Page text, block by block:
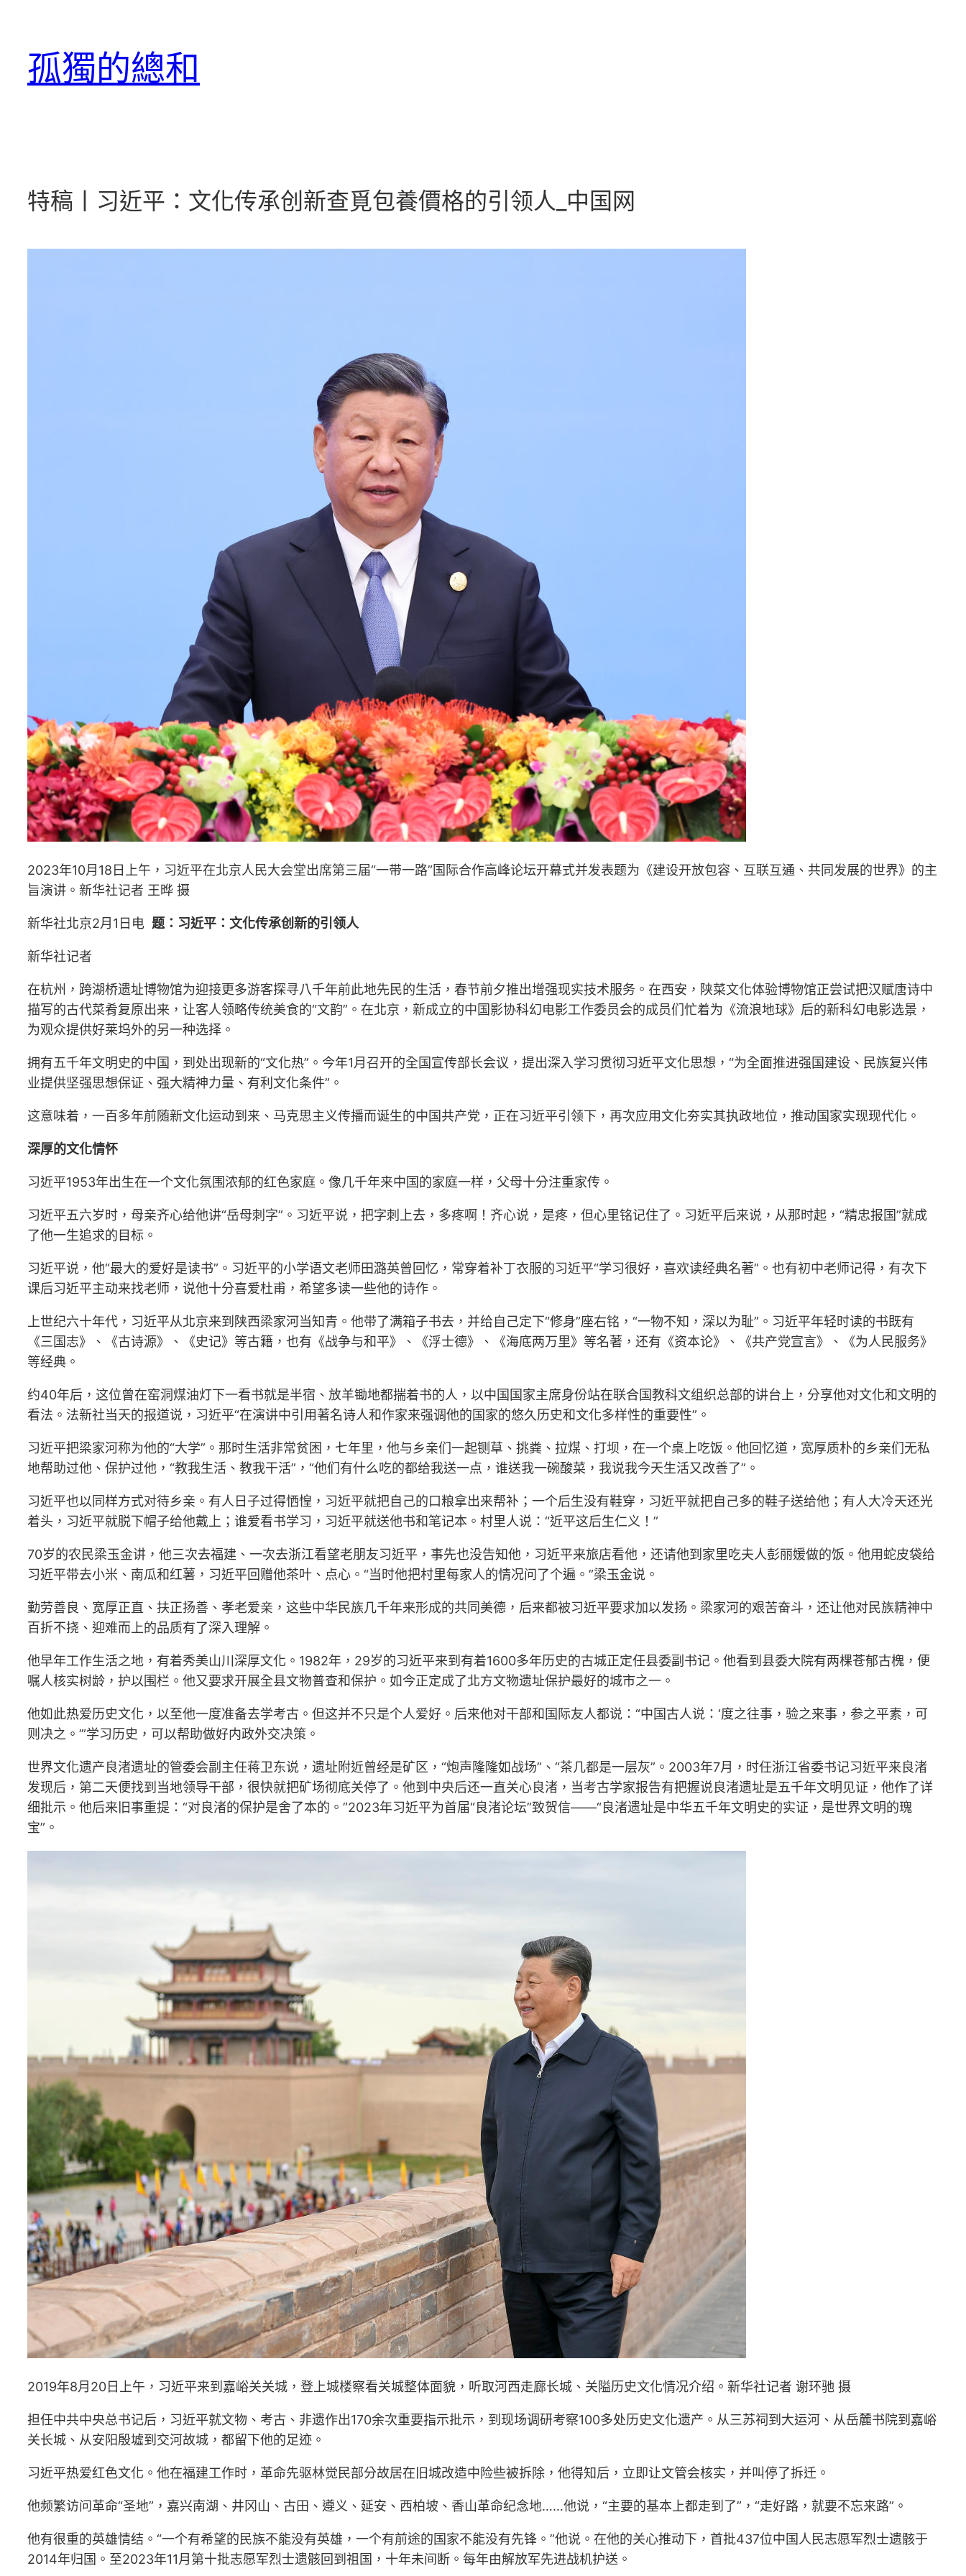
孤獨的總和
特稿丨习近平：文化传承创新查覓包養價格的引领人_中国网
2023年10月18日上午，习近平在北京人民大会堂出席第三届“一带一路”国际合作高峰论坛开幕式并发表题为《建设开放包容、互联互通、共同发展的世界》的主
旨演讲。新华社记者 王晔 摄
新华社北京2月1日电 题：习近平：文化传承创新的引领人
新华社记者
在杭州，跨湖桥遗址博物馆为迎接更多游客探寻八千年前此地先民的生活，春节前夕推出增强现实技术服务。在西安，陕菜文化体验博物馆正尝试把汉赋唐诗中
描写的古代菜肴复原出来，让客人领略传统美食的“文韵”。在北京，新成立的中国影协科幻电影工作委员会的成员们忙着为《流浪地球》后的新科幻电影选景，
为观众提供好莱坞外的另一种选择。
拥有五千年文明史的中国，到处出现新的“文化热”。今年1月召开的全国宣传部长会议，提出深入学习贯彻习近平文化思想，“为全面推进强国建设、民族复兴伟
业提供坚强思想保证、强大精神力量、有利文化条件”。
这意味着，一百多年前随新文化运动到来、马克思主义传播而诞生的中国共产党，正在习近平引领下，再次应用文化夯实其执政地位，推动国家实现现代化。
深厚的文化情怀
习近平1953年出生在一个文化氛围浓郁的红色家庭。像几千年来中国的家庭一样，父母十分注重家传。
习近平五六岁时，母亲齐心给他讲“岳母刺字”。习近平说，把字刺上去，多疼啊！齐心说，是疼，但心里铭记住了。习近平后来说，从那时起，“精忠报国”就成
了他一生追求的目标。
习近平说，他“最大的爱好是读书”。习近平的小学语文老师田潞英曾回忆，常穿着补丁衣服的习近平“学习很好，喜欢读经典名著”。也有初中老师记得，有次下
课后习近平主动来找老师，说他十分喜爱杜甫，希望多读一些他的诗作。
上世纪六十年代，习近平从北京来到陕西梁家河当知青。他带了满箱子书去，并给自己定下“修身”座右铭，“一物不知，深以为耻”。习近平年轻时读的书既有
《三国志》、《古诗源》、《史记》等古籍，也有《战争与和平》、《浮士德》、《海底两万里》等名著，还有《资本论》、《共产党宣言》、《为人民服务》
等经典。
约40年后，这位曾在窑洞煤油灯下一看书就是半宿、放羊锄地都揣着书的人，以中国国家主席身份站在联合国教科文组织总部的讲台上，分享他对文化和文明的
看法。法新社当天的报道说，习近平“在演讲中引用著名诗人和作家来强调他的国家的悠久历史和文化多样性的重要性”。
习近平把梁家河称为他的“大学”。那时生活非常贫困，七年里，他与乡亲们一起铡草、挑粪、拉煤、打坝，在一个桌上吃饭。他回忆道，宽厚质朴的乡亲们无私
地帮助过他、保护过他，“教我生活、教我干活”，“他们有什么吃的都给我送一点，谁送我一碗酸菜，我说我今天生活又改善了”。
习近平也以同样方式对待乡亲。有人日子过得恓惶，习近平就把自己的口粮拿出来帮补；一个后生没有鞋穿，习近平就把自己多的鞋子送给他；有人大冷天还光
着头，习近平就脱下帽子给他戴上；谁爱看书学习，习近平就送他书和笔记本。村里人说：“近平这后生仁义！”
70岁的农民梁玉金讲，他三次去福建、一次去浙江看望老朋友习近平，事先也没告知他，习近平来旅店看他，还请他到家里吃夫人彭丽媛做的饭。他用蛇皮袋给
习近平带去小米、南瓜和红薯，习近平回赠他茶叶、点心。“当时他把村里每家人的情况问了个遍。”梁玉金说。
勤劳善良、宽厚正直、扶正扬善、孝老爱亲，这些中华民族几千年来形成的共同美德，后来都被习近平要求加以发扬。梁家河的艰苦奋斗，还让他对民族精神中
百折不挠、迎难而上的品质有了深入理解。
他早年工作生活之地，有着秀美山川深厚文化。1982年，29岁的习近平来到有着1600多年历史的古城正定任县委副书记。他看到县委大院有两棵苍郁古槐，便
嘱人核实树龄，护以围栏。他又要求开展全县文物普查和保护。如今正定成了北方文物遗址保护最好的城市之一。
他如此热爱历史文化，以至他一度准备去学考古。但这并不只是个人爱好。后来他对干部和国际友人都说：“中国古人说：‘度之往事，验之来事，参之平素，可
则决之。’”学习历史，可以帮助做好内政外交决策。
世界文化遗产良渚遗址的管委会副主任蒋卫东说，遗址附近曾经是矿区，“炮声隆隆如战场”、“茶几都是一层灰”。2003年7月，时任浙江省委书记习近平来良渚
发现后，第二天便找到当地领导干部，很快就把矿场彻底关停了。他到中央后还一直关心良渚，当考古学家报告有把握说良渚遗址是五千年文明见证，他作了详
细批示。他后来旧事重提：“对良渚的保护是舍了本的。”2023年习近平为首届“良渚论坛”致贺信——“良渚遗址是中华五千年文明史的实证，是世界文明的瑰
宝”。
2019年8月20日上午，习近平来到嘉峪关关城，登上城楼察看关城整体面貌，听取河西走廊长城、关隘历史文化情况介绍。新华社记者 谢环驰 摄
担任中共中央总书记后，习近平就文物、考古、非遗作出170余次重要指示批示，到现场调研考察100多处历史文化遗产。从三苏祠到大运河、从岳麓书院到嘉峪
关长城、从安阳殷墟到交河故城，都留下他的足迹。
习近平热爱红色文化。他在福建工作时，革命先驱林觉民部分故居在旧城改造中险些被拆除，他得知后，立即让文管会核实，并叫停了拆迁。
他频繁访问革命“圣地”，嘉兴南湖、井冈山、古田、遵义、延安、西柏坡、香山革命纪念地……他说，“主要的基本上都走到了”，“走好路，就要不忘来路”。
他有很重的英雄情结。“一个有希望的民族不能没有英雄，一个有前途的国家不能没有先锋。”他说。在他的关心推动下，首批437位中国人民志愿军烈士遗骸于
2014年归国。至2023年11月第十批志愿军烈士遗骸回到祖国，十年未间断。每年由解放军先进战机护送。